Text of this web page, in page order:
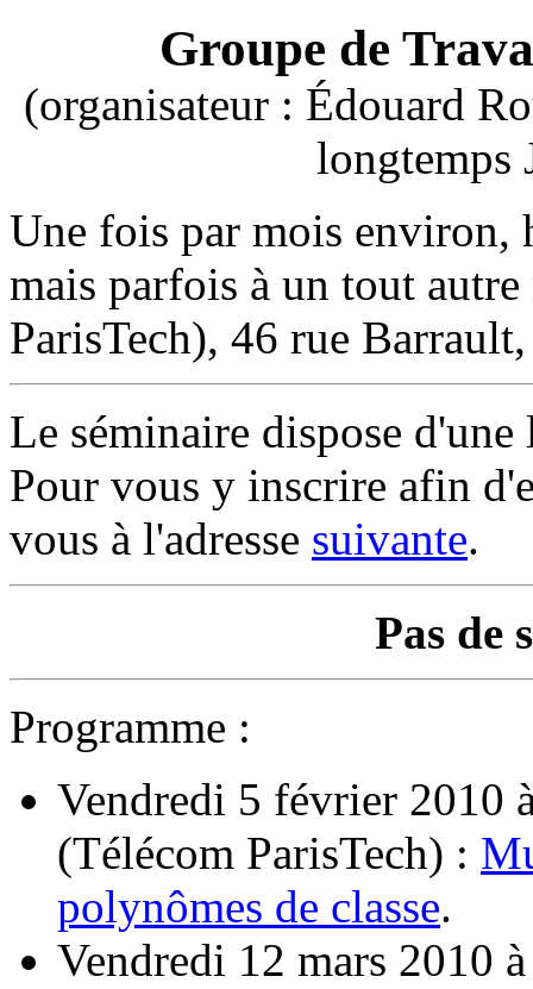
Groupe de
(organisateur : Édouard
longtemps
Une fois par mois environ,
mais parfois à un tout
ParisTech), 46 rue
Le séminaire dispose
Pour vous y inscrire afin
vous à l'adresse suivante.
Pas de
Programme :
Vendredi 5 février 2010
(Télécom ParisTech) :
polynômes de classe.
Vendredi 12 mars 2010